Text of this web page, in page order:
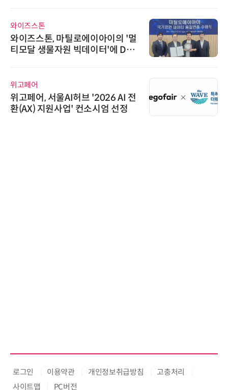
와이즈스톤
와이즈스톤, 마틸로에이아이의 '멀
티모달 생물자원 빅데이터'에 DQ
위고페어
위고페어, 서울AI허브 '2026 AI 전
환(AX) 지원사업' 컨소시엄 선정
로그인 이용약관 개인정보취급방침
고충처리
사이트맵
PC버전